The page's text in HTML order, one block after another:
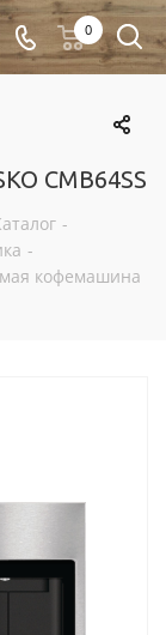
0
CMB64SS
-
-
кофемашина